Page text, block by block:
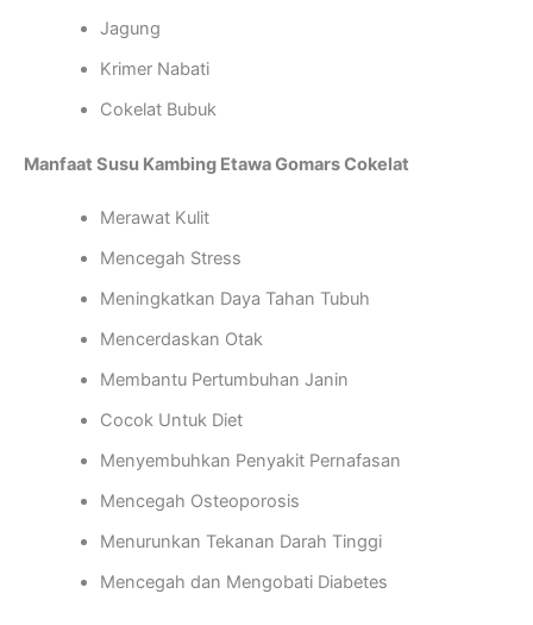
Jagung
Krimer Nabati
Cokelat Bubuk
Manfaat Susu Kambing Etawa Gomars Cokelat
Merawat Kulit
Mencegah Stress
Meningkatkan Daya Tahan Tubuh
Mencerdaskan Otak
Membantu Pertumbuhan Janin
Cocok Untuk Diet
Menyembuhkan Penyakit Pernafasan
Mencegah Osteoporosis
Menurunkan Tekanan Darah Tinggi
Mencegah dan Mengobati Diabetes